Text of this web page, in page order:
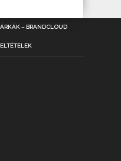
– BRANDCLOUD